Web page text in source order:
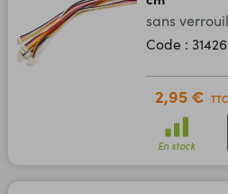
sans
Code : 31426
2,95 € TTC
En stock